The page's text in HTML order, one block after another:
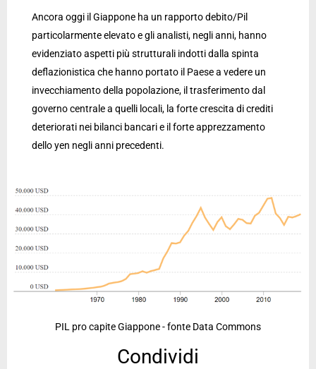
Ancora oggi il Giappone ha un rapporto debito/Pil
particolarmente elevato e gli analisti, negli anni, hanno
evidenziato aspetti più strutturali indotti dalla spinta
deflazionistica che hanno portato il Paese a vedere un
invecchiamento della popolazione, il trasferimento dal
governo centrale a quelli locali, la forte crescita di crediti
deteriorati nei bilanci bancari e il forte apprezzamento
dello yen negli anni precedenti.
PIL pro capite Giappone - fonte Data Commons
Condividi